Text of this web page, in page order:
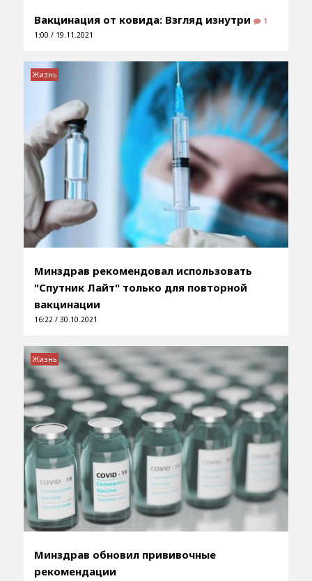
Вакцинация от ковида: Взгляд изнутри
1
1:00 / 19.11.2021
Минздрав рекомендовал использовать
"Спутник Лайт" только для повторной
вакцинации
16:22 / 30.10.2021
Жизнь
Минздрав обновил прививочные
рекомендации
Жизнь